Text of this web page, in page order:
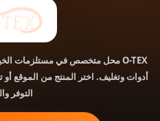
O-TEXمحل متخصص في مستلزمات
أدوات وتغليف. اختر المنتج من الموقع
التوفر